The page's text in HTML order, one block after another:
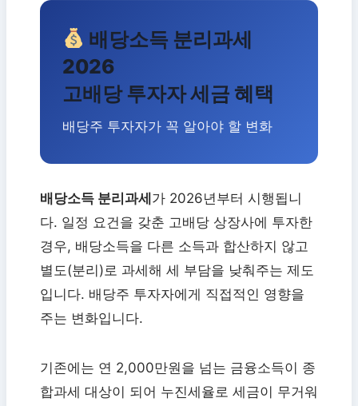
배당소득 분리과세
2026
고배당 투자자 세금 혜택
배당주 투자자가 꼭 알아야 할 변화
배당소득 분리과세가 2026년부터 시행됩니
다. 일정 요건을 갖춘 고배당 상장사에 투자한
경우, 배당소득을 다른 소득과 합산하지 않고
별도(분리)로 과세해 세 부담을 낮춰주는 제도
입니다. 배당주 투자자에게 직접적인 영향을
주는 변화입니다.
기존에는 연 2,000만원을 넘는 금융소득이 종
합과세 대상이 되어 누진세율로 세금이 무거워